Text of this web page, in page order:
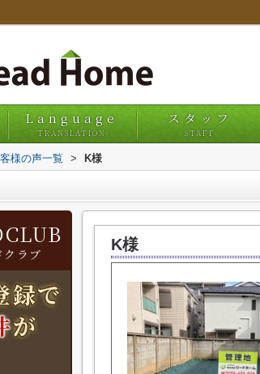
Language
TRANSLATION
スタッフ
STAFF
様の声一覧 > K様
K様
クラブ
録で
が